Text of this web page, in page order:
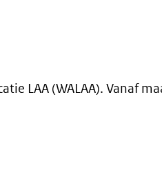
LAA (WALAA). Vanaf